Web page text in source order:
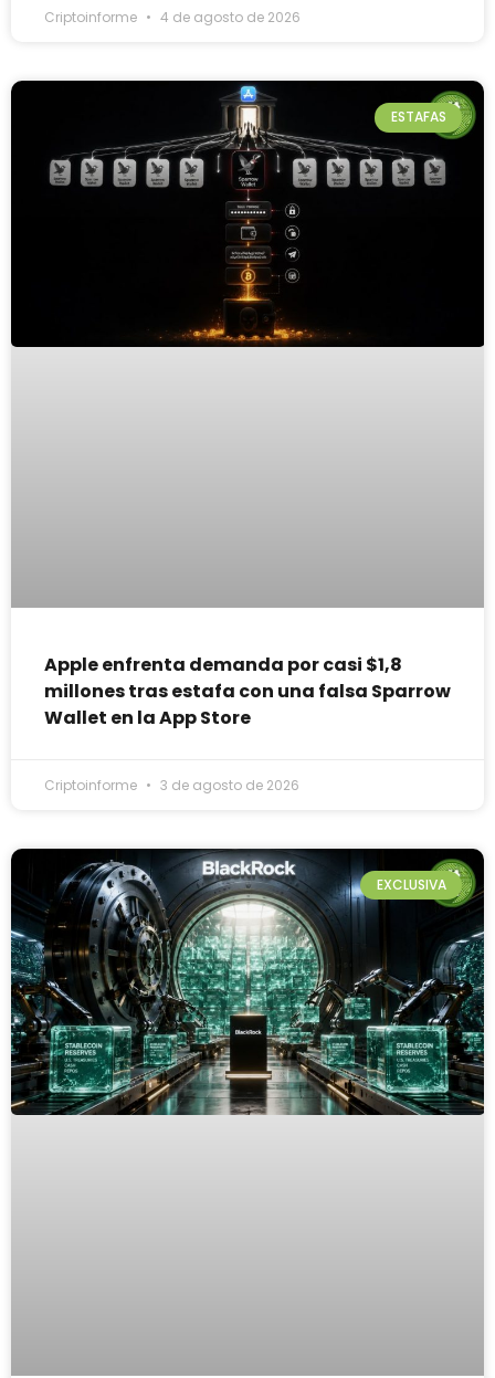
Criptoinforme 4 de agosto de 2026
ESTAFAS
Apple enfrenta demanda por casi $1,8
millones tras estafa con una falsa Sparrow
Wallet en la App Store
Criptoinforme 3 de agosto de 2026
EXCLUSIVA